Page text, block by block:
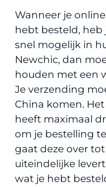
Wanneer je
hebt besteld, heb
snel mogelijk in
Newchic, dan
houden met een
Je verzending
China komen.
heeft maximaal
om je bestelling
gaat deze over
uiteindelijke
wat je hebt